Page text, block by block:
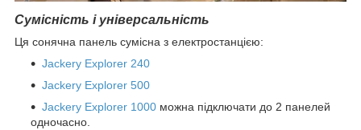
Сумісність і універсальність
Ця сонячна панель сумісна з електростанцією:
Jackery Explorer 240
Jackery Explorer 500
Jackery Explorer 1000 можна підключати до 2 панелей
одночасно.